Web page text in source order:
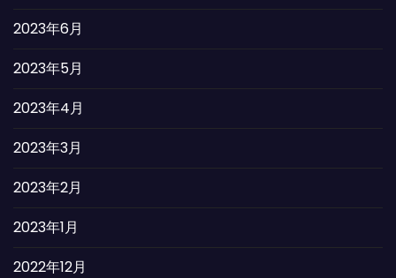
2023年6月
2023年5月
2023年4月
2023年3月
2023年2月
2023年1月
2022年12月